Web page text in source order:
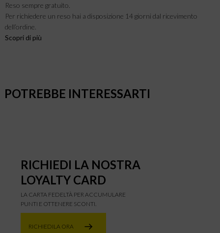
Reso sempre gratuito.
Per richiedere un reso hai a disposizione 14 giorni dal ricevimento
dell’ordine.
Scopri di più
POTREBBE INTERESSARTI
RICHIEDI LA NOSTRA
LOYALTY CARD
LA CARTA FEDELTÀ PER ACCUMULARE
PUNTI E OTTENERE SCONTI.
RICHIEDILA ORA